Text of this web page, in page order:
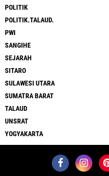
POLITIK
POLITIK.TALAUD.
PWI
SANGIHE
SEJARAH
SITARO
SULAWESI UTARA
SUMATRA BARAT
TALAUD
UNSRAT
YOGYAKARTA